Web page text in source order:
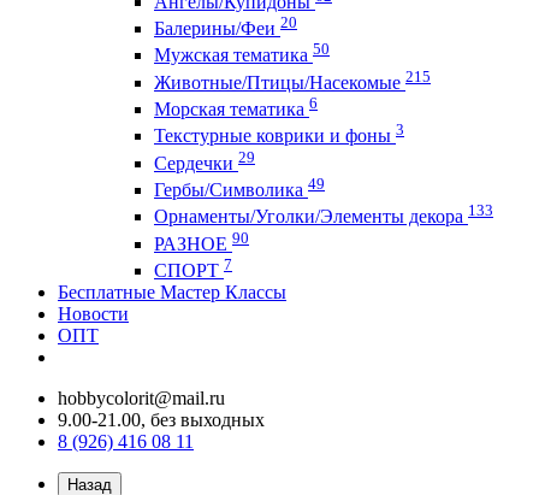
Балерины/Феи 20
Мужская тематика 50
Животные/Птицы/Насекомые 215
Морская тематика 6
Текстурные коврики и фоны 3
Сердечки 29
Гербы/Символика 49
Орнаменты/Уголки/Элементы декора 133
РАЗНОЕ 90
СПОРТ 7
Бесплатные Мастер Классы
Новости
ОПТ
hobbycolorit@mail.ru
9.00-21.00, без выходных
8 (926) 416 08 11
Назад